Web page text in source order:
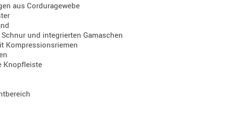
aus Corduragewebe
und integrierten Gamaschen
Kompressionsriemen
Knopfleiste